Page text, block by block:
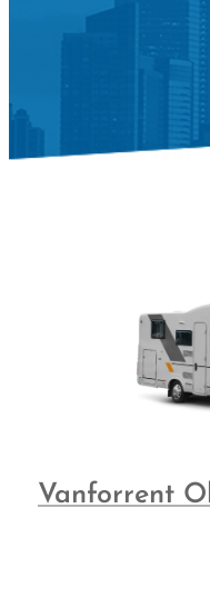
Vanforrent